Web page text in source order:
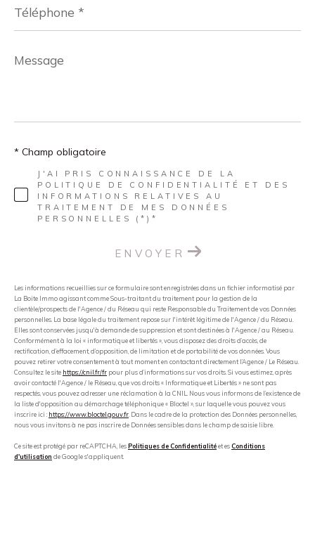
*
Message
*
J'AI PRIS CONNAISSANCE DE LA
POLITIQUE DE CONFIDENTIALITÉ ET DES
INFORMATIONS RELATIVES AU
TRAITEMENT DE MES DONNÉES
PERSONNELLES (*)*
* Champ obligatoire
ENVOYER
Les informations recueillies sur ce formulaire sont enregistrées dans un fichier informatisé par
La Boite Immo agissant comme Sous-traitant du traitement pour la gestion de la
clientèle/prospects de l'Agence / du Réseau qui reste Responsable du Traitement de vos Données
personnelles. La base légale du traitement repose sur l'intérêt légitime de l'Agence / du Réseau.
Elles sont conservées jusqu'à demande de suppression et sont destinées à l'Agence / au Réseau.
Conformément à la loi « informatique et libertés », vous disposez des droits d’accès, de
rectification, d’effacement, d’opposition, de limitation et de portabilité de vos données. Vous
pouvez retirer votre consentement à tout moment en contactant directement l’Agence / Le Réseau.
Consultez le site https://cnil.fr/fr pour plus d’informations sur vos droits. Si vous estimez, après
avoir contacté l'Agence / le Réseau, que vos droits « Informatique et Libertés » ne sont pas
respectés, vous pouvez adresser une réclamation à la CNIL. Nous vous informons de l’existence de
la liste d'opposition au démarchage téléphonique « Bloctel », sur laquelle vous pouvez vous
inscrire ici : https://www.bloctel.gouv.fr. Dans le cadre de la protection des Données personnelles,
nous vous invitons à ne pas inscrire de Données sensibles dans le champ de saisie libre.
Ce site est protégé par reCAPTCHA, lesPolitiques de Confidentialitéet esConditions
d'utilisation de Google s'appliquent.